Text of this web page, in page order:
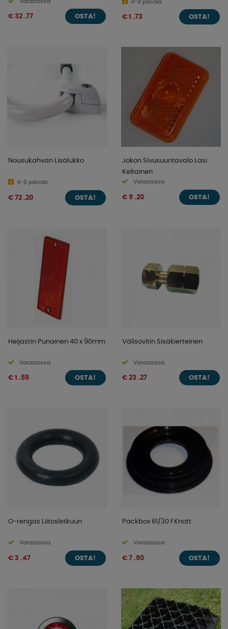
€ 32 .77 OSTA!
4-9 päivää
€ 1 .73 OSTA!
Nousukahvan Lisälukko
4-9 päivää
€ 72 .20 OSTA!
Jokon Sivusuuntavalo Lasi
Keltainen
Varastossa
€ 9 .20 OSTA!
Heijastin Punainen 40 x 90mm
Varastossa
€ 1 .55 OSTA!
Välisovitin Sisäkierteinen
Varastossa
€ 23 .27 OSTA!
O-rengas Liitosletkuun
Varastossa
€ 3 .47 OSTA!
Packbox 61/30 f Knott
Varastossa
€ 7 .90 OSTA!